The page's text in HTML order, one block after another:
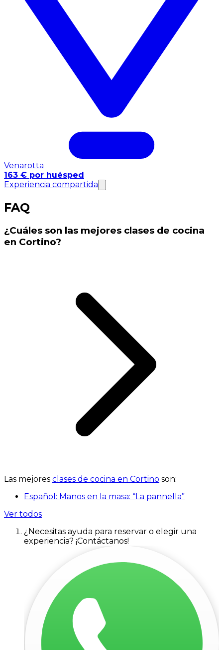
Venarotta
163 € por huésped
Experiencia compartida
FAQ
¿Cuáles son las mejores clases de cocina
en Cortino?
Las mejores clases de cocina en Cortino son:
Español: Manos en la masa: “La pannella”
Ver todos
¿Necesitas ayuda para reservar o elegir una
experiencia? ¡Contáctanos!